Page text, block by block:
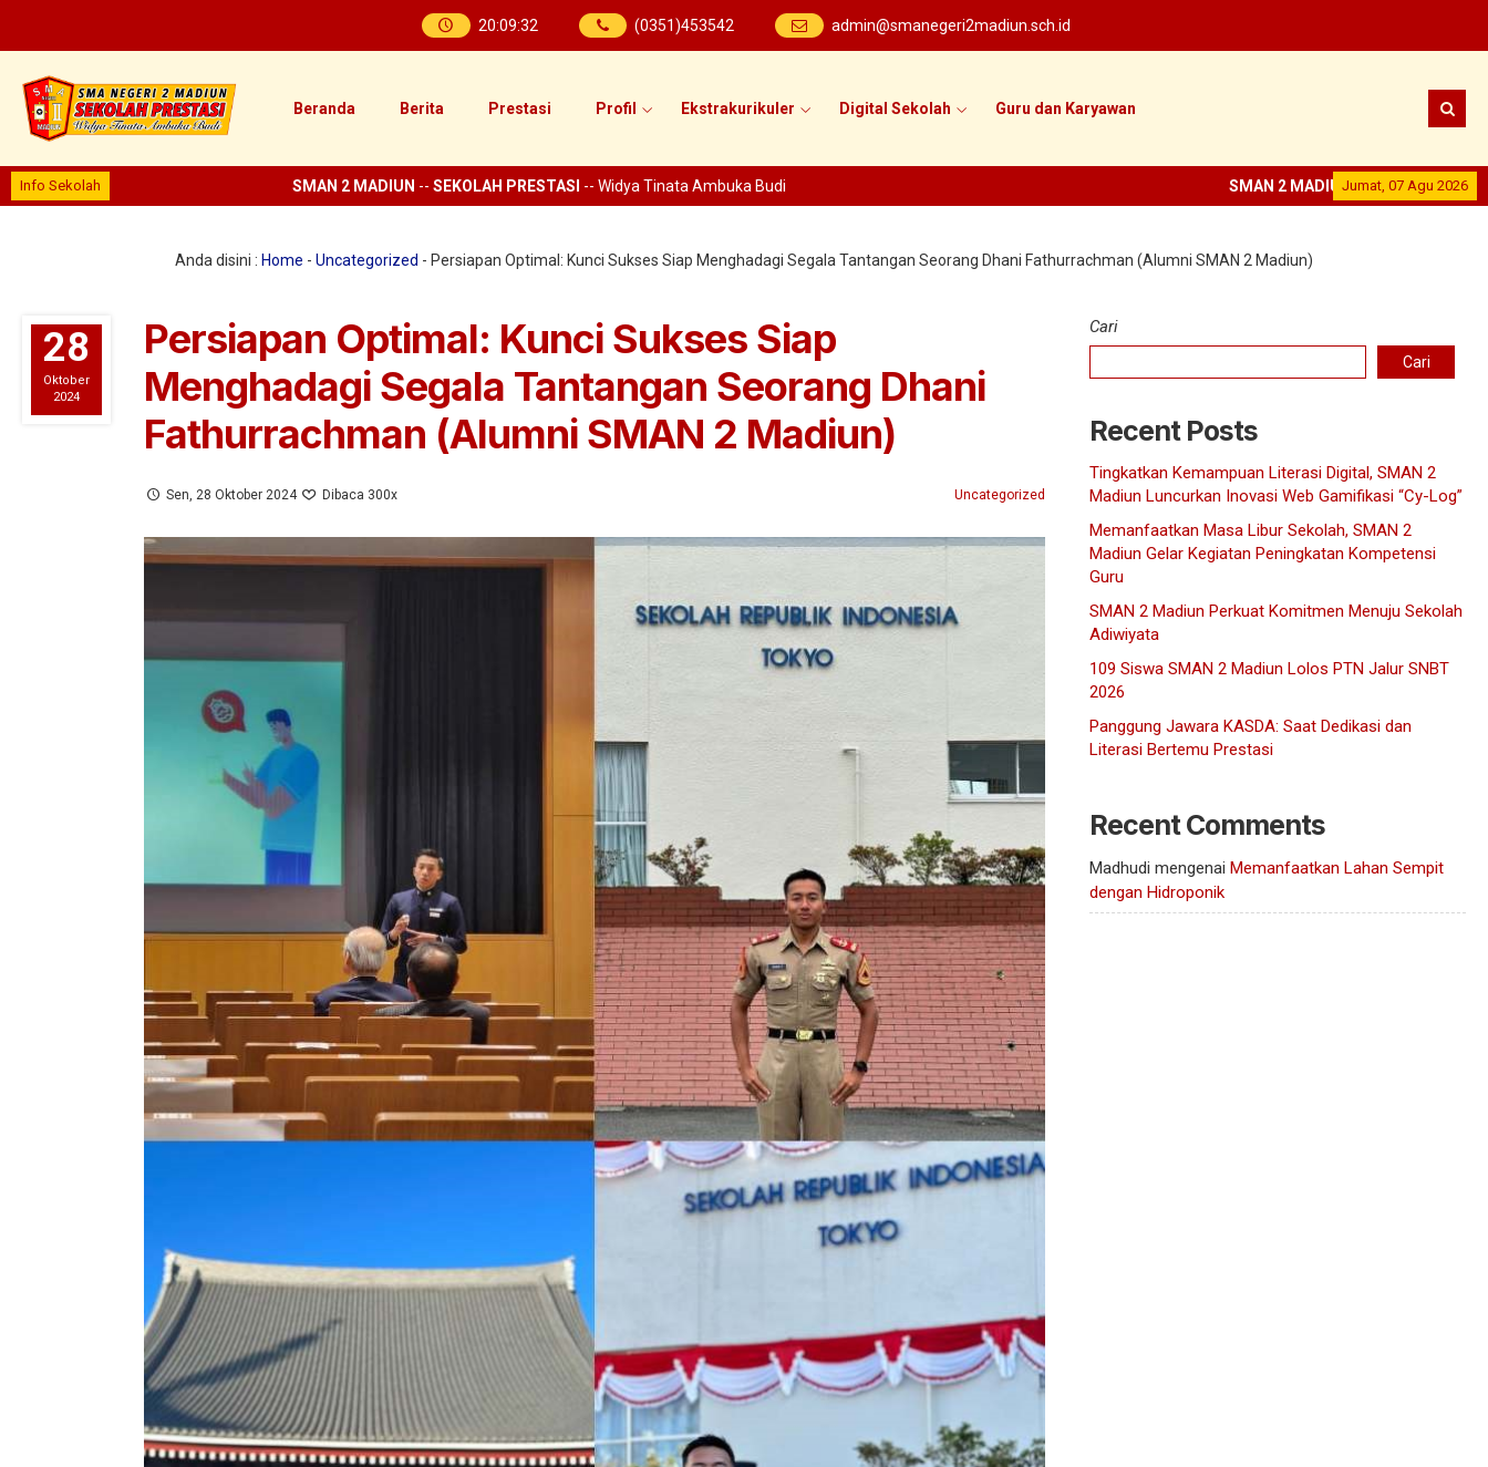
20:09:34 (0351)453542 admin@smanegeri2madiun.sch.id
Beranda Berita Prestasi Profil Ekstrakurikuler Digital Sekolah Guru dan Karyawan
Info Sekolah Jumat, 07 Agu 2026
SMAN 2 MADIUN--SEKOLAH PRESTASI
SMAN 2 MADIUN--SEKOLAH PRESTASI-- Widya Tinata Ambuka Budi
Anda disini : Home - Uncategorized - Persiapan Optimal: Kunci Sukses Siap Menghadagi Segala Tantangan Seorang Dhani Fathurrachman (Alumni SMAN 2 Madiun)
28
Oktober
2024
Persiapan Optimal: Kunci Sukses Siap
Menghadagi Segala Tantangan Seorang Dhani
Fathurrachman (Alumni SMAN 2 Madiun)
Sen, 28 Oktober 2024 Dibaca 300x Uncategorized
Cari
Cari
Recent Posts
Tingkatkan Kemampuan Literasi Digital, SMAN 2
Madiun Luncurkan Inovasi Web Gamifikasi “Cy-Log”
Memanfaatkan Masa Libur Sekolah, SMAN 2
Madiun Gelar Kegiatan Peningkatan Kompetensi
Guru
SMAN 2 Madiun Perkuat Komitmen Menuju Sekolah
Adiwiyata
109 Siswa SMAN 2 Madiun Lolos PTN Jalur SNBT
2026
Panggung Jawara KASDA: Saat Dedikasi dan
Literasi Bertemu Prestasi
Recent Comments
Madhudi mengenai Memanfaatkan Lahan Sempit
dengan Hidroponik